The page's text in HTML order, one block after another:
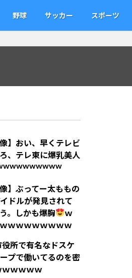
野球 サッカー スポーツ
像】おい、早くテレビ
、テレ東に爆乳美人
像】ぶってー太ももの
イドルが発見されて
。しかも爆胸
ｗ
ｗｗｗｗｗｗｗｗ
所で有名なドスケ
プで働いてるのを密
ｗｗｗｗ